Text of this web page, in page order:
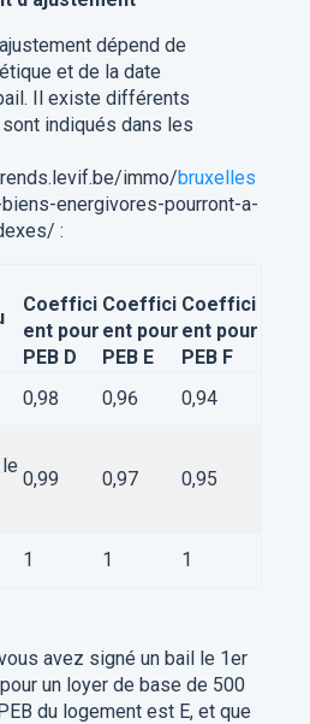
dépend de
et de la date
Il existe différents
indiqués dans les
immo/bruxelles
energivores-pourront-a-
:
Coeffici
ent pour
PEB D
Coeffici
ent pour
PEB E
Coeffici
ent pour
PEB F
0,98 0,96
0,94
0,99 0,97 0,95
1 1 1
avez signé un bail le 1er
un loyer de base de 500
du logement est E, et que